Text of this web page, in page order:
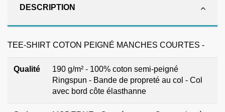
DESCRIPTION
TEE-SHIRT COTON PEIGNÉ MANCHES COURTES -
Qualité
190 g/m² - 100% coton semi-peigné
Ringspun - Bande de propreté au col - Col
avec bord côte élasthanne